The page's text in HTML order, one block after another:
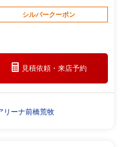
シルバークーポン
見積依頼・来店予約
リーナ前橋荒牧